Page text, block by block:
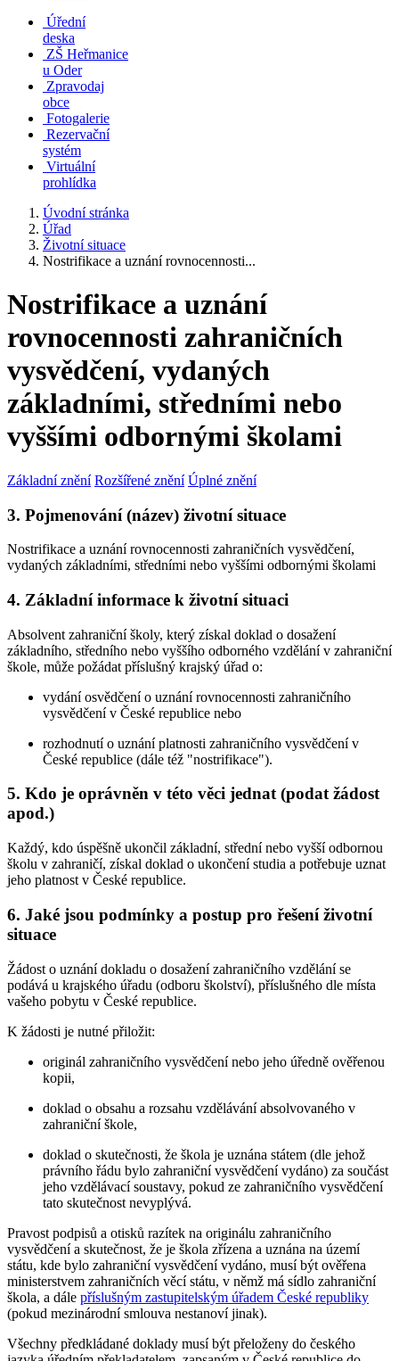
Úřední
deska
ZŠ Heřmanice
u Oder
Zpravodaj
obce
Fotogalerie
Rezervační
systém
Virtuální
prohlídka
Úvodní stránka
Úřad
Životní situace
Nostrifikace a uznání rovnocennosti...
Nostrifikace a uznání
rovnocennosti zahraničních
vysvědčení, vydaných
základními, středními nebo
vyššími odbornými školami
Základní znění Rozšířené znění Úplné znění
3. Pojmenování (název) životní situace
Nostrifikace a uznání rovnocennosti zahraničních vysvědčení,
vydaných základními, středními nebo vyššími odbornými školami
4. Základní informace k životní situaci
Absolvent zahraniční školy, který získal doklad o dosažení
základního, středního nebo vyššího odborného vzdělání v zahraniční
škole, může požádat příslušný krajský úřad o:
vydání osvědčení o uznání rovnocennosti zahraničního
vysvědčení v České republice nebo
rozhodnutí o uznání platnosti zahraničního vysvědčení v
České republice (dále též "nostrifikace").
5. Kdo je oprávněn v této věci jednat (podat žádost
apod.)
Každý, kdo úspěšně ukončil základní, střední nebo vyšší odbornou
školu v zahraničí, získal doklad o ukončení studia a potřebuje uznat
jeho platnost v České republice.
6. Jaké jsou podmínky a postup pro řešení životní
situace
Žádost o uznání dokladu o dosažení zahraničního vzdělání se
podává u krajského úřadu (odboru školství), příslušného dle místa
vašeho pobytu v České republice.
K žádosti je nutné přiložit:
originál zahraničního vysvědčení nebo jeho úředně ověřenou
kopii,
doklad o obsahu a rozsahu vzdělávání absolvovaného v
zahraniční škole,
doklad o skutečnosti, že škola je uznána státem (dle jehož
právního řádu bylo zahraniční vysvědčení vydáno) za součást
jeho vzdělávací soustavy, pokud ze zahraničního vysvědčení
tato skutečnost nevyplývá.
Pravost podpisů a otisků razítek na originálu zahraničního
vysvědčení a skutečnost, že je škola zřízena a uznána na území
státu, kde bylo zahraniční vysvědčení vydáno, musí být ověřena
ministerstvem zahraničních věcí státu, v němž má sídlo zahraniční
škola, a dále příslušným zastupitelským úřadem České republiky
(pokud mezinárodní smlouva nestanoví jinak).
Všechny předkládané doklady musí být přeloženy do českého